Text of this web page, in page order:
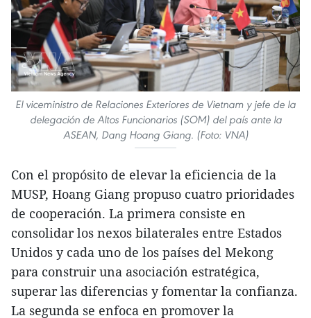
El viceministro de Relaciones Exteriores de Vietnam y jefe de la
delegación de Altos Funcionarios (SOM) del país ante la
ASEAN, Dang Hoang Giang. (Foto: VNA)
Con el propósito de elevar la eficiencia de la
MUSP, Hoang Giang propuso cuatro prioridades
de cooperación. La primera consiste en
consolidar los nexos bilaterales entre Estados
Unidos y cada uno de los países del Mekong
para construir una asociación estratégica,
superar las diferencias y fomentar la confianza.
La segunda se enfoca en promover la